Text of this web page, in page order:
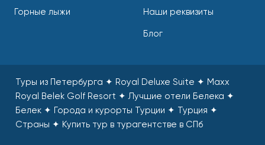
Горные лыжи Наши реквизиты
Блог
Туры из Петербурга ✦ Royal Deluxe Suite ✦ Maxx
Royal Belek Golf Resort ✦ Лучшие отели Белека ✦
Белек ✦ Города и курорты Турции ✦ Турция ✦
Страны ✦ Купить тур в турагентстве в СПб